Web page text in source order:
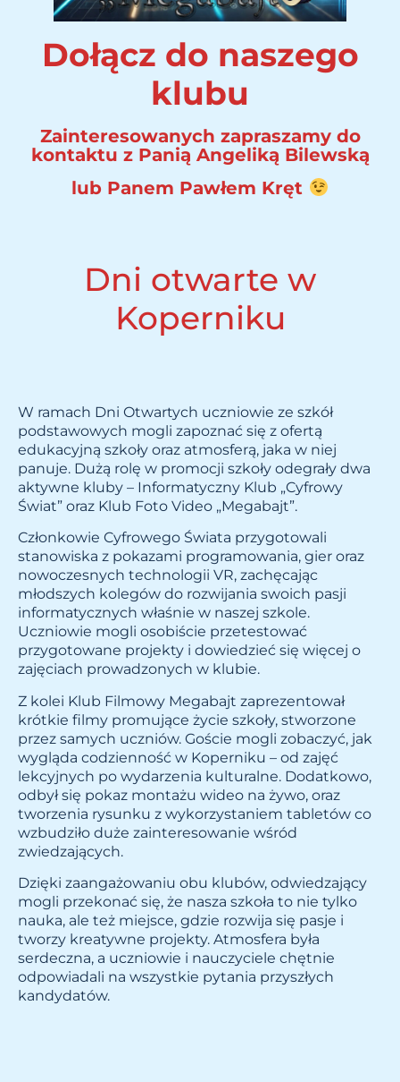
Dołącz do naszego
klubu
Zainteresowanych zapraszamy do
kontaktu z Panią Angeliką Bilewską
lub Panem Pawłem Kręt
Dni otwarte w
Koperniku
W ramach Dni Otwartych uczniowie ze szkół
podstawowych mogli zapoznać się z ofertą
edukacyjną szkoły oraz atmosferą, jaka w niej
panuje. Dużą rolę w promocji szkoły odegrały dwa
aktywne kluby – Informatyczny Klub „Cyfrowy
Świat” oraz Klub Foto Video „Megabajt”.
Członkowie Cyfrowego Świata przygotowali
stanowiska z pokazami programowania, gier oraz
nowoczesnych technologii VR, zachęcając
młodszych kolegów do rozwijania swoich pasji
informatycznych właśnie w naszej szkole.
Uczniowie mogli osobiście przetestować
przygotowane projekty i dowiedzieć się więcej o
zajęciach prowadzonych w klubie.
Z kolei Klub Filmowy Megabajt zaprezentował
krótkie filmy promujące życie szkoły, stworzone
przez samych uczniów. Goście mogli zobaczyć, jak
wygląda codzienność w Koperniku – od zajęć
lekcyjnych po wydarzenia kulturalne. Dodatkowo,
odbył się pokaz montażu wideo na żywo, oraz
tworzenia rysunku z wykorzystaniem tabletów co
wzbudziło duże zainteresowanie wśród
zwiedzających.
Dzięki zaangażowaniu obu klubów, odwiedzający
mogli przekonać się, że nasza szkoła to nie tylko
nauka, ale też miejsce, gdzie rozwija się pasje i
tworzy kreatywne projekty. Atmosfera była
serdeczna, a uczniowie i nauczyciele chętnie
odpowiadali na wszystkie pytania przyszłych
kandydatów.